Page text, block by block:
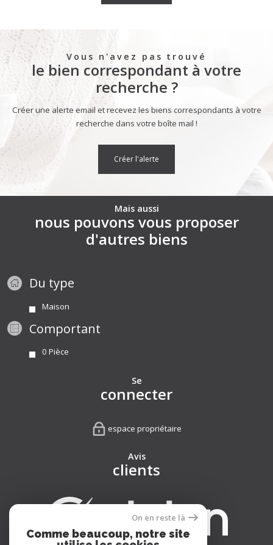
Vous n'avez pas trouvé
le bien correspondant à votre
recherche ?
Créer une alerte email et recevez les biens correspondants à votre
recherche dans votre boîte mail !
créer l'alerte
Mais aussi
nous pouvons vous proposer
d'autres biens
Du type
Maison
Comportant
0 Pièce
Se
connecter
espace propriétaire
Avis
clients
On en reste là
Comme beaucoup, notre site